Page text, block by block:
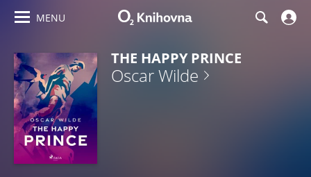
MENU
THE HAPPY PRINCE
Oscar Wilde